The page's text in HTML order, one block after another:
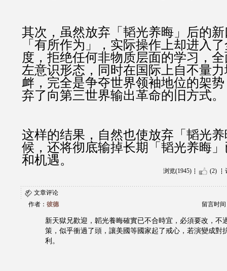
其次，虽然放弃「韬光养晦」后的
「有所作为」，实际操作上却进入
度，拒绝任何非物质层面的学习，
左意识形态，同时在国际上自不量
衅，完全是争夺世界领袖地位的架
弃了向第三世界输出革命的旧方式。
这样的结果，自然也使放弃「韬光
候，还将彻底输掉长期「韬光养晦
和机遇。
浏览(1945) (2)
文章评论
作者： 彼德 留言时间
新天獄兄歡迎，韜光養晦確實已不合時宜，必須要改，不
策，似乎衝過了頭，讓美國等國家起了戒心，若演變成對
利。